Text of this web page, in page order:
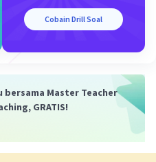
yang dialami
sehingga empedu
Balas
Cobain Drill Soal
bersama Master Teacher
GRATIS!